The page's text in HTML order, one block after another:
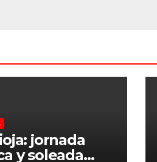
jornada
y soleada